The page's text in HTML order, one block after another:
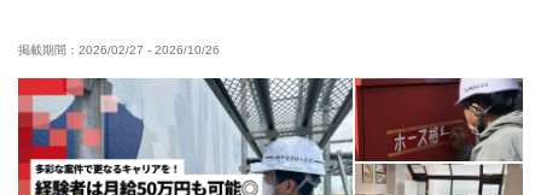
車・バイク通勤OK 転勤なし
掲載期間： 2026/02/27 - 2026/10/26